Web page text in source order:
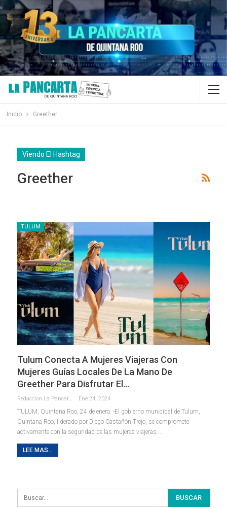
Inicio Greether
Viendo El Hashtag
Greether
TULUM
Tulum Conecta A Mujeres Viajeras Con
Mujeres Guías Locales De La Mano De
Greether Para Disfrutar El…
Redaccion La Pancarta De Quintana Roo Ene 24, 2024
TULUM, Quintana Roo, 24 de enero. -El gobierno municipal de Tulum,
Quintana Roo, liderado por Diego Castañón Trejo, se compromete
activamente con la seguridad de las mujeres viajeras.…
LEE MAS...